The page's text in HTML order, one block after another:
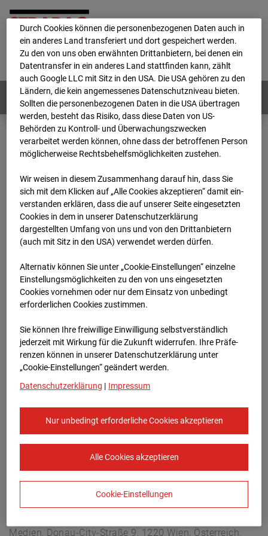
Home E-Mail Impressum
Login
Deutsch / English
Webcams: Alle Länder
Home
Deutschland
BC-189 - BV-Ausbau Bonatzbau -Cam7
Archiv
2026 07 08 16:15
BC-189 - BV-Ausbau
Bonatzbau -Cam7
Arnulf Klett Platz, 70173 Stuttgart
Zur Übersicht
Europe/Berlin
Medien, Donau-City-Straße 9, 1220 Wien, Österreich,
Durch Cookies können die personenbezogenen Daten auch in
ein anderes Land transferiert und dort gespeichert werden.
Zu den von uns oben erwähnten Drittanbietern, bei denen ein
Datentransfer in ein anderes Land stattfinden kann, zählt
auch Google LLC mit Sitz in den USA. Die USA gehören zu den
Ländern, die kein angemessenes Datenschutzniveau bieten.
Sollten die personenbezogenen Daten in die USA übertragen
werden, besteht das Risiko, dass diese Daten von US-
Behörden zu Kontroll- und Überwachungszwecken
verarbeitet werden können, ohne dass der betroffenen Person
möglicherweise Rechtsbehelfsmöglichkeiten zustehen.
Wir weisen in diesem Zusammenhang darauf hin, dass Sie
sich mit dem Klicken auf „Alle Cookies akzeptieren“ damit ein­
ver­standen erklären, dass die auf unserer Seite eingesetzten
Cookies in dem in unserer Datenschutzerklärung
dargestellten Umfang von uns und von den Drittanbietern
(auch mit Sitz in den USA) verwendet werden dürfen.
Alternativ können Sie unter „Cookie-Einstellungen“ einzelne
Einstellungsmöglichkeiten zu den von uns eingesetzten
Cookies vornehmen oder nur dem Einsatz von unbedingt
erforderlichen Cookies zustimmen.
Sie können Ihre freiwillige Einwilligung selbstverständlich
jederzeit mit Wirkung für die Zukunft widerrufen. Ihre Prä­fe­
renzen können in unserer Datenschutzerklärung unter
„Cookie-Einstellungen“ geändert werden.
Datenschutzerklärung | Impressum
Nur unbedingt erforderliche Cookies akzeptieren
Alle Cookies akzeptieren
Cookie-Einstellungen